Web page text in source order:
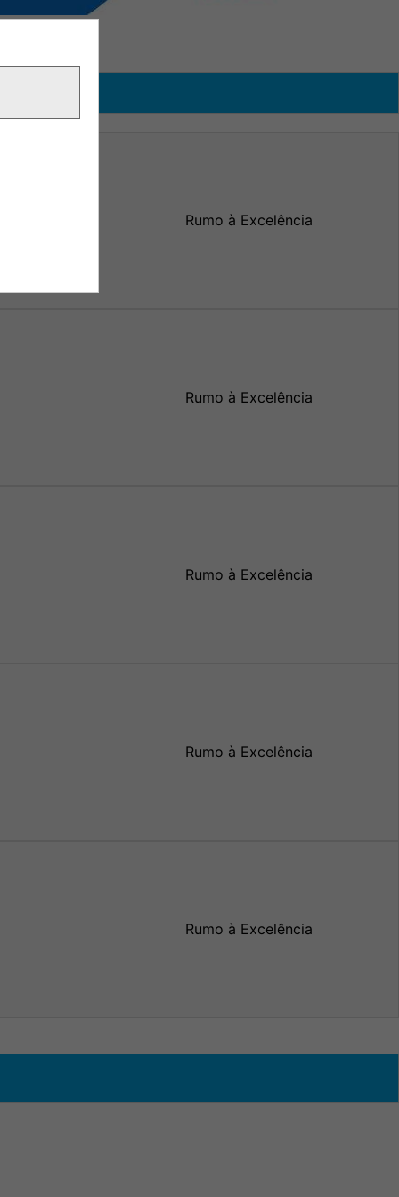
Rumo à Excelência
Rumo à Excelência
Rumo à Excelência
Rumo à Excelência
Rumo à Excelência